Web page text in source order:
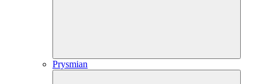
Prysmian